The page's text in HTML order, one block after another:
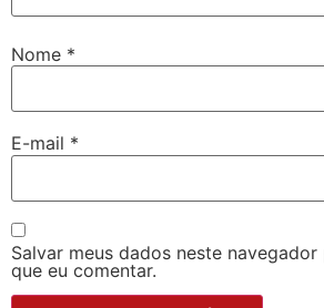
Nome *
E-mail *
Salvar meus dados neste
que eu comentar.